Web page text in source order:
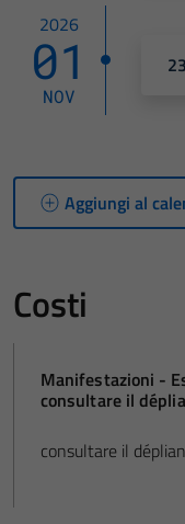
2026
01
NOV
Aggiungi al
Costi
Manifestazioni -
consultare il
consultare il